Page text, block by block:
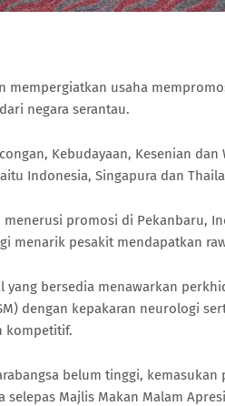
mempergiatkan usaha
negara serantau.
Kebudayaan, Kesenian
Indonesia, Singapura dan
menerusi promosi di Pekanbaru,
menarik pesakit mendapatkan
yang bersedia menawarkan
dengan kepakaran neurologi
kompetitif.
belum tinggi,
selepas Majlis Makan Malam